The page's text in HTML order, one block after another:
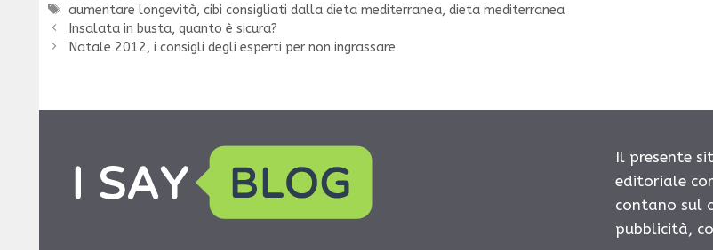
Tag
aumentare longevità,cibi consigliati dalla dieta mediterranea,dieta mediterranea
Insalata in busta, quanto è sicura?
Natale 2012, i consigli degli esperti per non ingrassare
Il presente
editoriale
contano sul
pubblicità,